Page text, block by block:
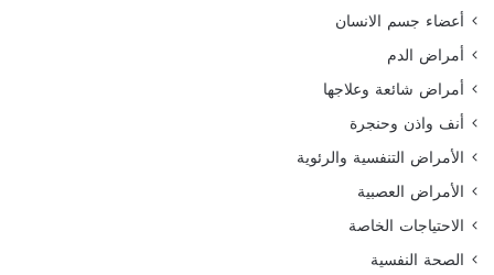
أعضاء جسم الانسان
أمراض الدم
أمراض شائعة وعلاجها
أنف واذن وحنجرة
الأمراض التنفسية والرئوية
الأمراض العصبية
الاحتياجات الخاصة
الصحة النفسية